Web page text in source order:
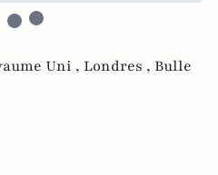
Uni , Londres , Bulle